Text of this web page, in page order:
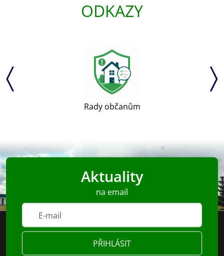
ODKAZY
Rady občanům
Aktuality
na email
PŘIHLÁSIT